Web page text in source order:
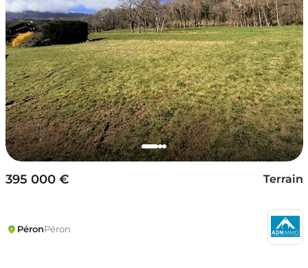
395 000 € Terrain
PéronPéron